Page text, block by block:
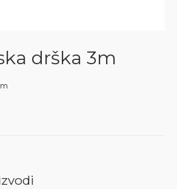
drška 3m